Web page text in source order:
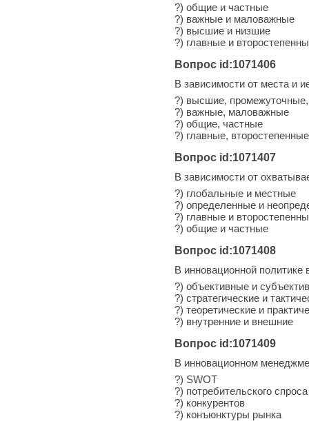
?) общие и частные
?) важные и маловажные
?) высшие и низшие
?) главные и
Вопрос id:1071406
В зависимости от места и
?) высшие,
?) важные, маловажные
?) общие, частные
?) главные, второстепенные
Вопрос id:1071407
В зависимости от
?) глобальные и местные
?) определенные и
?) главные и
?) общие и частные
Вопрос id:1071408
В инновационной
?) объективные и
?) стратегические и
?) теоретические и
?) внутренние и внешние
Вопрос id:1071409
В инновационном
?) SWOT
?) потребительского спроса
?) конкурентов
?) конъюнктуры рынка